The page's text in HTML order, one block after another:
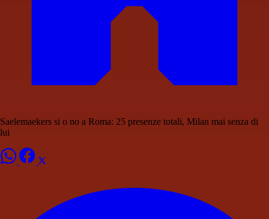
Saelemaekers si o no a Roma: 25 presenze totali, Milan mai senza di
lui